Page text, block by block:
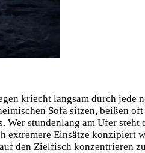
kriecht lang­sam durch jede
Sofa sit­zen, bei­ßen
stun­den­lang am Ufer
Ein­sät­ze kon­zi­piert
den Ziel­fisch kon­zen­trie­ren